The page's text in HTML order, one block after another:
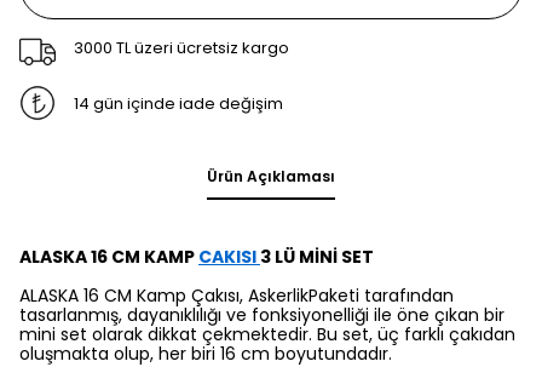
3000 TL üzeri ücretsiz kargo
14 gün içinde iade değişim
Ürün Açıklaması
ALASKA 16 CM KAMP CAKISI 3 LÜ MİNİ SET
ALASKA 16 CM Kamp Çakısı, AskerlikPaketi tarafından
tasarlanmış, dayanıklılığı ve fonksiyonelliği ile öne çıkan bir
mini set olarak dikkat çekmektedir. Bu set, üç farklı çakıdan
oluşmakta olup, her biri 16 cm boyutundadır.